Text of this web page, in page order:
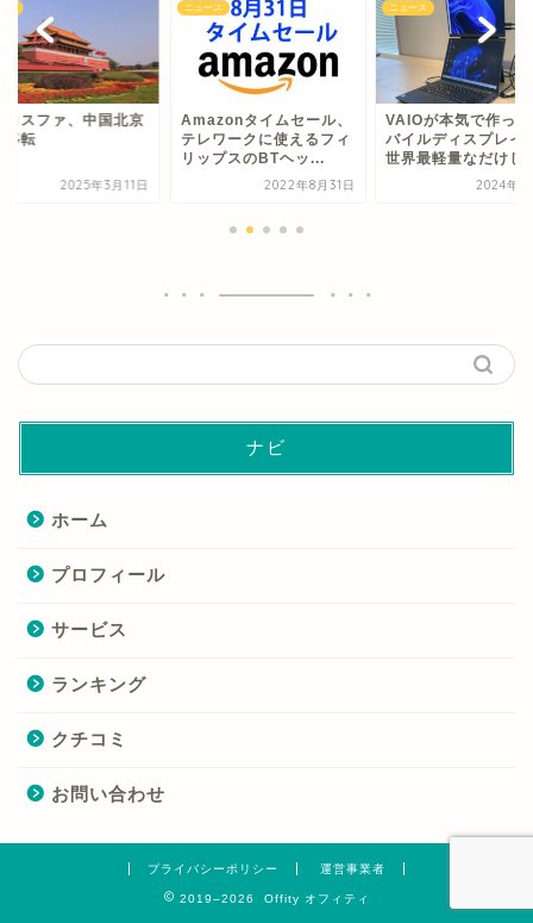
コスファ、中国北京
移転
2025年3月11日
ニュース
Amazonタイムセール、
テレワークに使えるフィ
リップスのBTヘッ...
2022年8月31日
ニュース
VAIOが本気で作っ
バイルディスプレイ
世界最軽量なだけじ
2024年7
ナビ
ホーム
プロフィール
サービス
ランキング
クチコミ
お問い合わせ
プライバシーポリシー 運営事業者
2019–2026 Offity オフィティ